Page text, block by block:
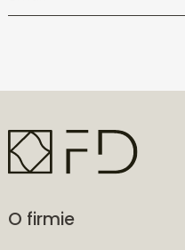
O firmie